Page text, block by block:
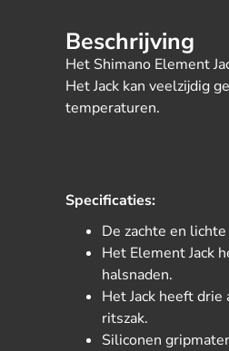
Beschrijving
Het Shimano Element
Het Jack kan veelzijdig
temperaturen.
Specificaties:
De zachte en
Het Element Jack
halsnaden.
Het Jack heeft
ritszak.
Siliconen